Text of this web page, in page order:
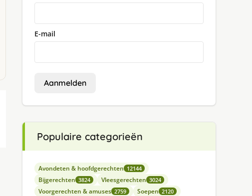
E-mail
Aanmelden
Populaire categorieën
Avondeten & hoofdgerechten 12144
Bijgerechten 3824 Vleesgerechten 3024
Voorgerechten & amuses 2759 Soepen 2120